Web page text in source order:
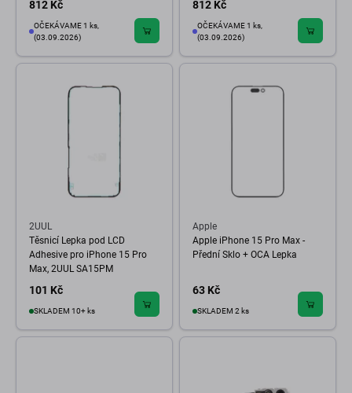
812 Kč
OČEKÁVAME 1 ks,
(03.09.2026)
812 Kč
OČEKÁVAME 1 ks,
(03.09.2026)
2UUL
Těsnicí Lepka pod LCD
Adhesive pro iPhone 15 Pro
Max, 2UUL SA15PM
101 Kč
SKLADEM 10+ ks
Apple
Apple iPhone 15 Pro Max -
Přední Sklo + OCA Lepka
63 Kč
SKLADEM 2 ks